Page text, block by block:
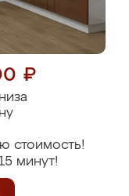
₽
стоимость!
минут!